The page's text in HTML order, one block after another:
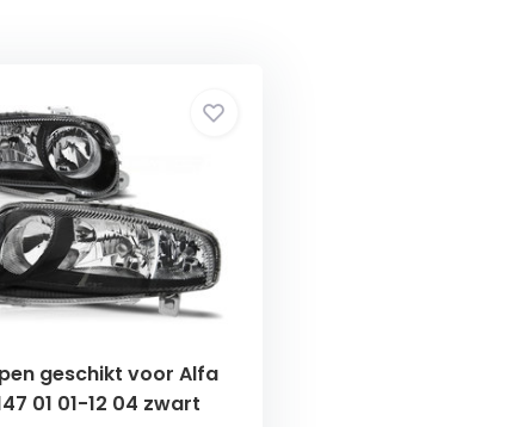
geschikt voor Alfa
01 01-12 04 zwart